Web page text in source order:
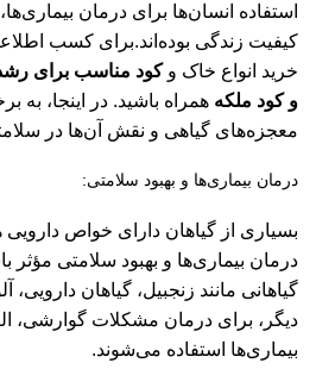
استفاده انسان‌ها برای درمان
کیفیت زندگی بوده‌اند.برای کسب
خرید انواع خاک وکود مناسب برای
و کود ملکه همراه باشید. در اینجا، به
معجزه‌های گیاهی و نقش آن‌ها در
درمان بیماری‌ها و بهبود سلامتی:
بسیاری از گیاهان دارای خواص دارویی
درمان بیماری‌ها و بهبود سلامتی مؤثر
گیاهانی مانند زنجبیل، گیاهان دارویی،
دیگر، برای درمان مشکلات گوارشی،
بیماری‌ها استفاده می‌شوند.